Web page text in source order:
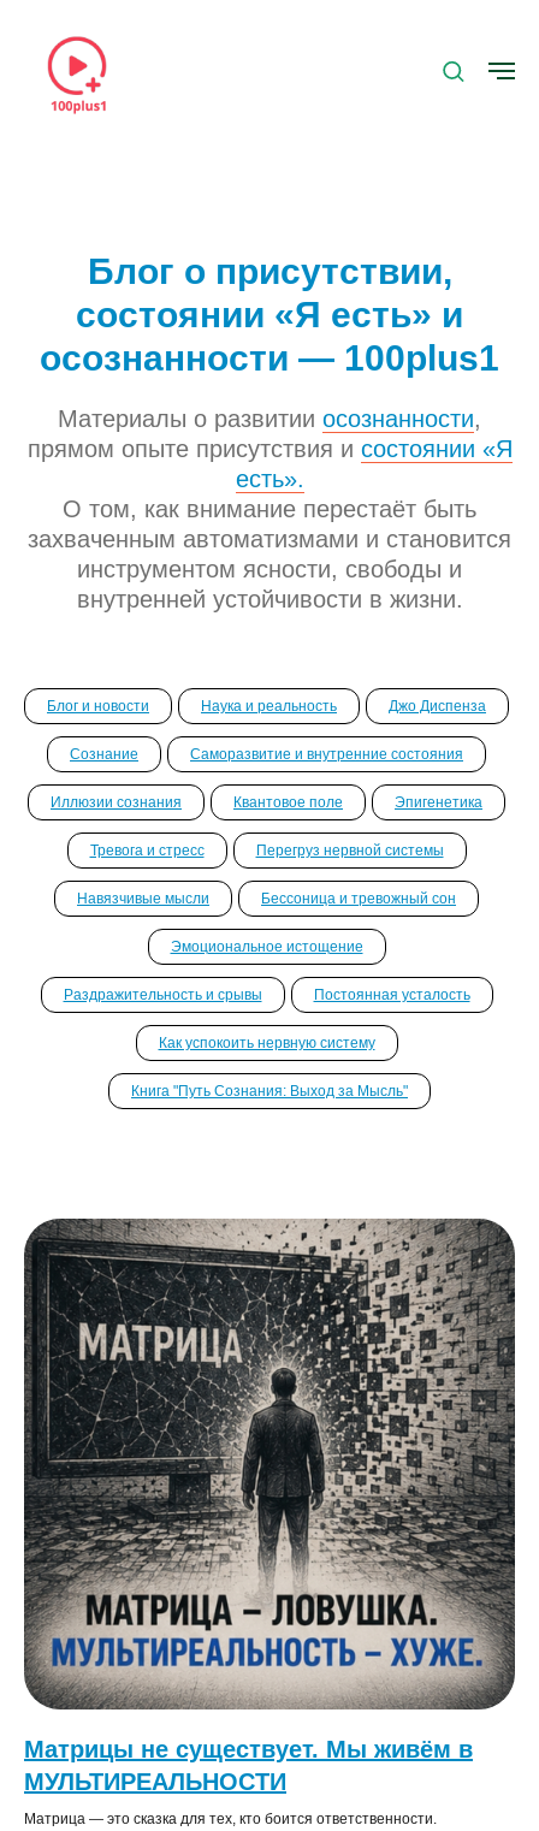
Блог о присутствии,
состоянии «Я есть» и
осознанности — 100plus1
Материалы о развитии осознанности,
прямом опыте присутствия и состоянии «Я
есть».
О том, как внимание перестаёт быть
захваченным автоматизмами и становится
инструментом ясности, свободы и
внутренней устойчивости в жизни.
Блог и новости Наука и реальность Джо Диспенза
Сознание Саморазвитие и внутренние состояния
Иллюзии сознания Квантовое поле Эпигенетика
Тревога и стресс Перегруз нервной системы
Навязчивые мысли Бессоница и тревожный сон
Эмоциональное истощение
Раздражительность и срывы Постоянная усталость
Как успокоить нервную систему
Книга "Путь Сознания: Выход за Мысль"
Матрицы не существует. Мы живём в
МУЛЬТИРЕАЛЬНОСТИ
Матрица — это сказка для тех, кто боится ответственности.